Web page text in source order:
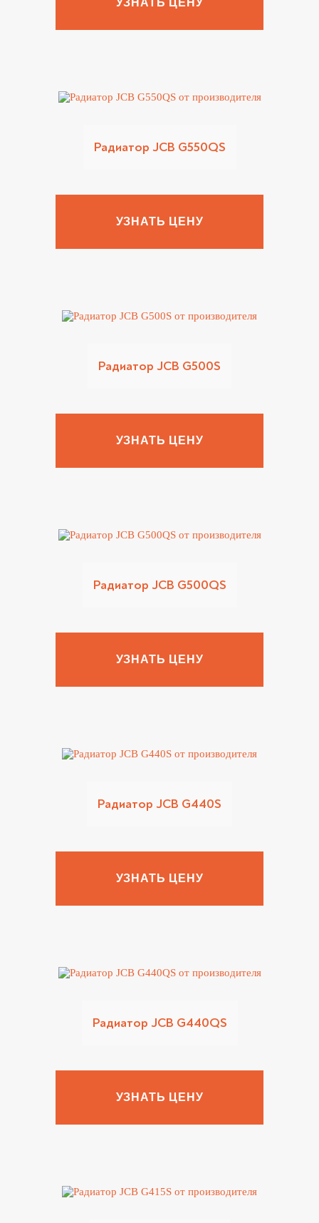
УЗНАТЬ ЦЕНУ
Радиатор JCB G550QS
УЗНАТЬ ЦЕНУ
Радиатор JCB G500S
УЗНАТЬ ЦЕНУ
Радиатор JCB G500QS
УЗНАТЬ ЦЕНУ
Радиатор JCB G440S
УЗНАТЬ ЦЕНУ
Радиатор JCB G440QS
УЗНАТЬ ЦЕНУ